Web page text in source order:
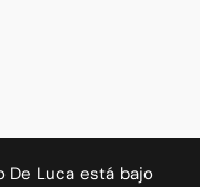
De Luca está bajo